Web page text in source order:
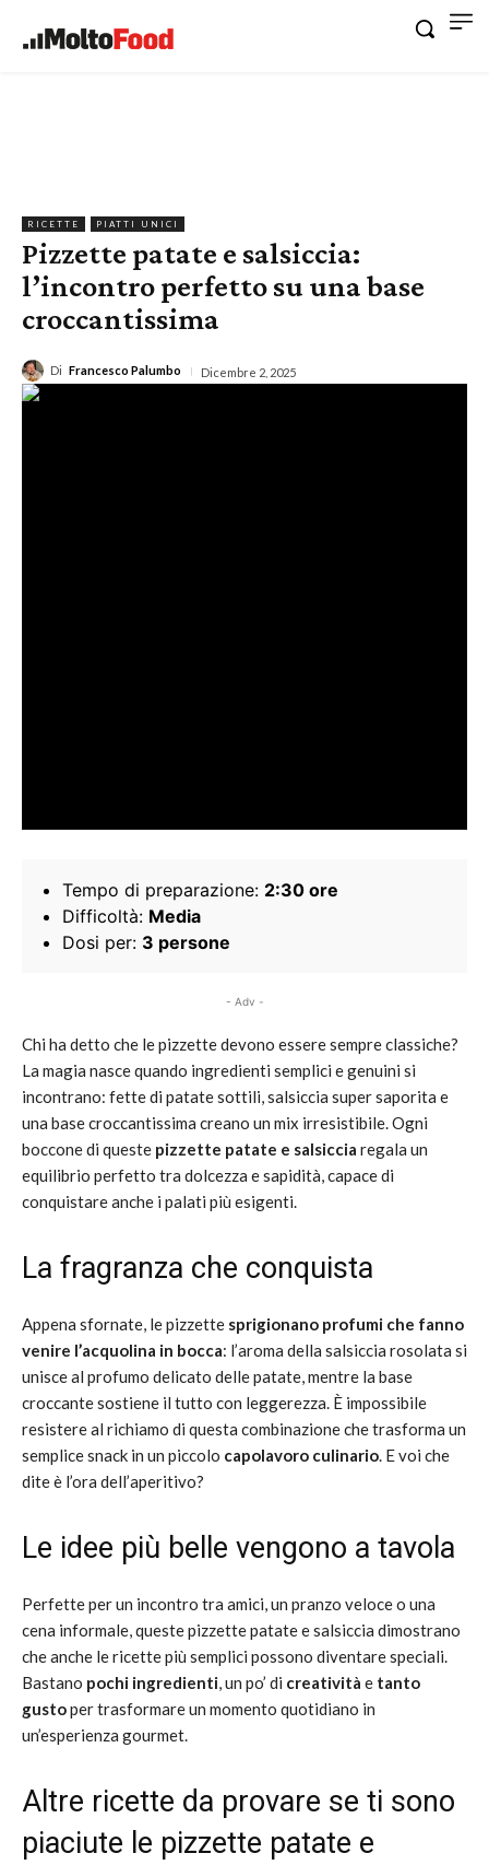
RICETTE PIATTI UNICI
Pizzette patate e salsiccia:
l’incontro perfetto su una base
croccantissima
Di Francesco Palumbo Dicembre 2, 2025
Tempo di preparazione: 2:30 ore
Difficoltà: Media
Dosi per: 3 persone
- Adv -
Chi ha detto che le pizzette devono essere sempre classiche?
La magia nasce quando ingredienti semplici e genuini si
incontrano: fette di patate sottili, salsiccia super saporita e
una base croccantissima creano un mix irresistibile. Ogni
boccone di queste pizzette patate e salsiccia regala un
equilibrio perfetto tra dolcezza e sapidità, capace di
conquistare anche i palati più esigenti.
La fragranza che conquista
Appena sfornate, le pizzette sprigionano profumi che fanno
venire l’acquolina in bocca: l’aroma della salsiccia rosolata si
unisce al profumo delicato delle patate, mentre la base
croccante sostiene il tutto con leggerezza. È impossibile
resistere al richiamo di questa combinazione che trasforma un
semplice snack in un piccolo capolavoro culinario. E voi che
dite è l’ora dell’aperitivo?
Le idee più belle vengono a tavola
Perfette per un incontro tra amici, un pranzo veloce o una
cena informale, queste pizzette patate e salsiccia dimostrano
che anche le ricette più semplici possono diventare speciali.
Bastano pochi ingredienti, un po’ di creatività e tanto
gustoper trasformare un momento quotidiano in
un’esperienza gourmet.
Altre ricette da provare se ti sono
piaciute le pizzette patate e